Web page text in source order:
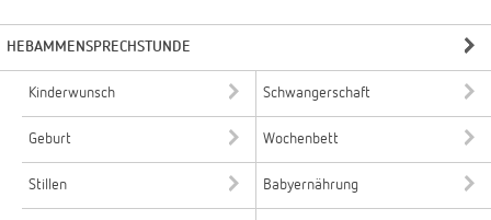
HEBAMMENSPRECHSTUNDE
Kinderwunsch Schwangerschaft
Geburt Wochenbett
Stillen Babyernährung